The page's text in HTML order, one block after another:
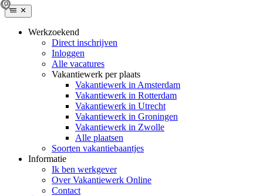
Werkzoekend
Direct inschrijven
Inloggen
Alle vacatures
Vakantiewerk per plaats
Vakantiewerk in Amsterdam
Vakantiewerk in Rotterdam
Vakantiewerk in Utrecht
Vakantiewerk in Groningen
Vakantiewerk in Zwolle
Alle plaatsen
Soorten vakantiebaantjes
Informatie
Ik ben werkgever
Over Vakantiewerk Online
Contact